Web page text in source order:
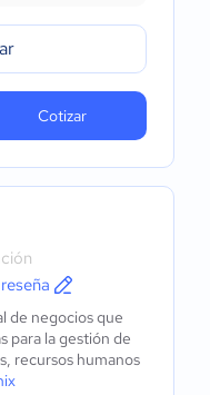
Cotizar
de negocios que
para la gestión de
recursos humanos